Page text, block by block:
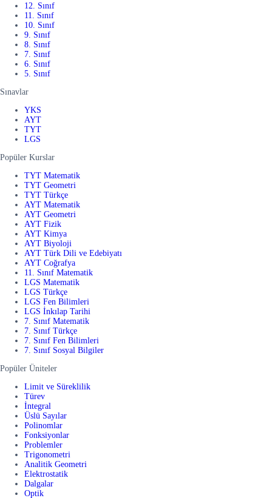
12. Sınıf
11. Sınıf
10. Sınıf
9. Sınıf
8. Sınıf
7. Sınıf
6. Sınıf
5. Sınıf
Sınavlar
YKS
AYT
TYT
LGS
Popüler Kurslar
TYT Matematik
TYT Geometri
TYT Türkçe
AYT Matematik
AYT Geometri
AYT Fizik
AYT Kimya
AYT Biyoloji
AYT Türk Dili ve Edebiyatı
AYT Coğrafya
11. Sınıf Matematik
LGS Matematik
LGS Türkçe
LGS Fen Bilimleri
LGS İnkılap Tarihi
7. Sınıf Matematik
7. Sınıf Türkçe
7. Sınıf Fen Bilimleri
7. Sınıf Sosyal Bilgiler
Popüler Üniteler
Limit ve Süreklilik
Türev
İntegral
Üslü Sayılar
Polinomlar
Fonksiyonlar
Problemler
Trigonometri
Analitik Geometri
Elektrostatik
Dalgalar
Optik